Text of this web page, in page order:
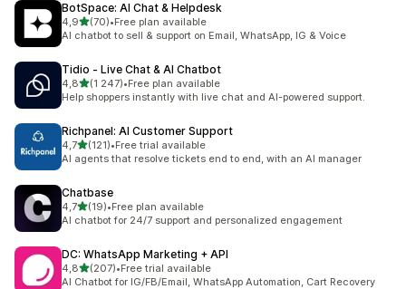
BotSpace: AI Chat & Helpdesk
4,9/ 5 tähteä
(70)
70 arvostelua yhteensä
•Free plan available
AI chatbot to sell & support on Email, WhatsApp, IG & Voice
Tidio ‑ Live Chat & AI Chatbot
4,8/ 5 tähteä
(1 247)
1247 arvostelua yhteensä
•Free plan available
Help shoppers instantly with live chat and AI-powered support.
Richpanel: AI Customer Support
4,7/ 5 tähteä
(121)
121 arvostelua yhteensä
•Free trial available
AI agents that resolve tickets end to end, with an AI manager
Chatbase
4,7/ 5 tähteä
(19)
19 arvostelua yhteensä
•Free plan available
AI chatbot for 24/7 support and personalized engagement
DC: WhatsApp Marketing + API
4,8/ 5 tähteä
(207)
207 arvostelua yhteensä
•Free trial available
AI Chatbot for IG/FB/Email, WhatsApp Automation, Cart Recovery